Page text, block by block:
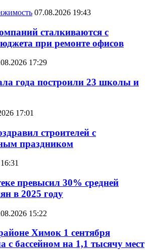
07.08.2026 19:43
сталкиваются с
при ремонте офисов
17:29
года построили 23 школы и
17:01
строителей с
праздником
превысил 30% средней
в 2025 году
15:22
Химок 1 сентября
с бассейном на 1,1 тысячу мест